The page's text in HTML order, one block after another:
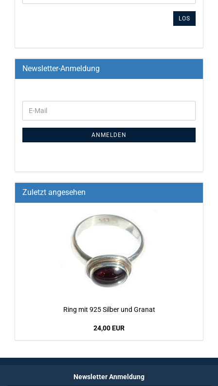
LOS
Newsletter-Anmeldung
ANMELDEN
Zuletzt angesehen
Ring mit 925 Sil­ber und Gra­nat
24,00 EUR
Newsletter Anmeldung